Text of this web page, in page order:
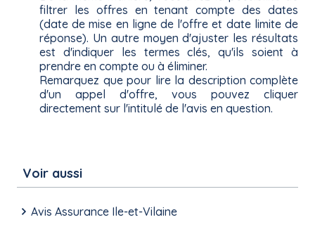
filtrer les offres en tenant compte des dates
(date de mise en ligne de l'offre et date limite de
réponse). Un autre moyen d'ajuster les résultats
est d'indiquer les termes clés, qu'ils soient à
prendre en compte ou à éliminer.
Remarquez que pour lire la description complète
d'un appel d'offre, vous pouvez cliquer
directement sur l'intitulé de l'avis en question.
Voir aussi
Avis Assurance Ile-et-Vilaine